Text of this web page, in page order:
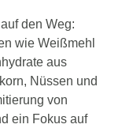
den Weg:
wie Weißmehl
aus
Nüssen und
von
ein Fokus auf